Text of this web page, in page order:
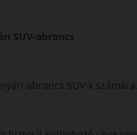
SUV-abroncs
abroncs SUV-k számára.